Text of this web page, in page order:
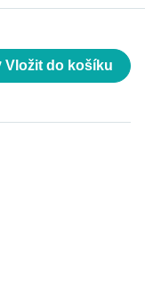
Vložit do košíku